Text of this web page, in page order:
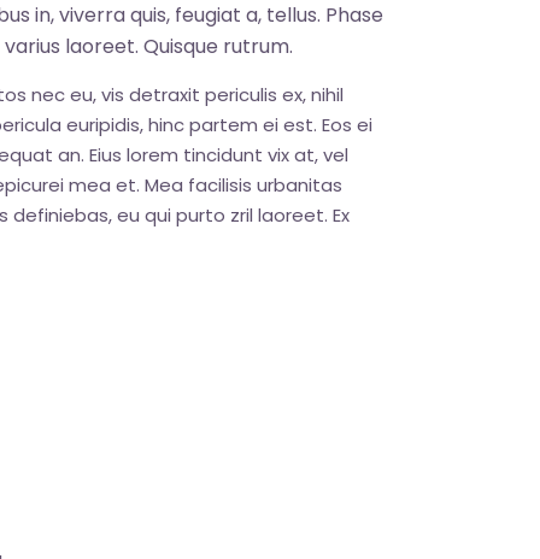
in, viverra quis, feugiat a, tellus. Phase
laoreet. Quisque rutrum.
nec eu, vis detraxit periculis ex, nihil
euripidis, hinc partem ei est. Eos ei
an. Eius lorem tincidunt vix at, vel
mea et. Mea facilisis urbanitas
definiebas, eu qui purto zril laoreet. Ex